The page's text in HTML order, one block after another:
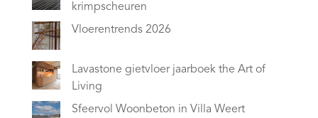
krimpscheuren
Vloerentrends 2026
Lavastone gietvloer jaarboek the Art of
Living
Sfeervol Woonbeton in Villa Weert